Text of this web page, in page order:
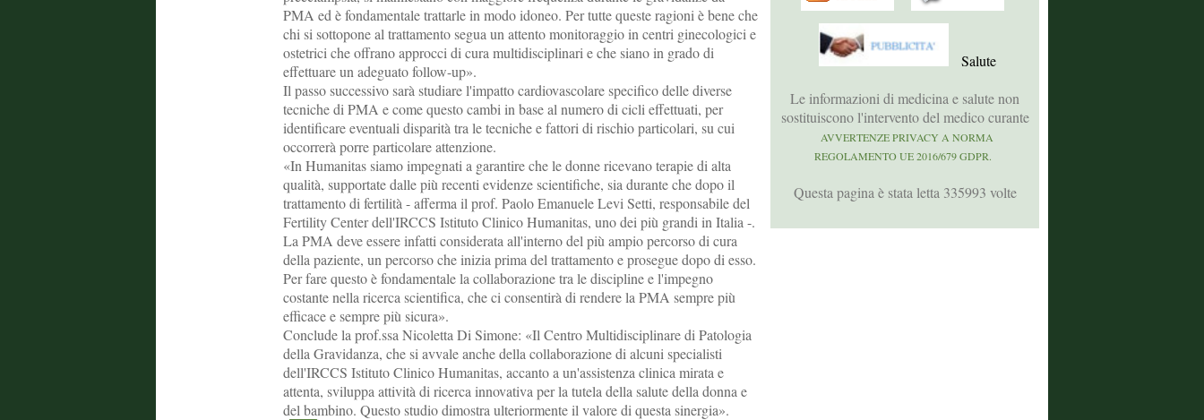
PMA ed è fondamentale trattarle in modo idoneo. Per tutte queste ragioni è bene che
chi si sottopone al trattamento segua un attento monitoraggio in centri ginecologici e
ostetrici che offrano approcci di cura multidisciplinari e che siano in grado di
effettuare un adeguato follow-up».
Il passo successivo sarà studiare l'impatto cardiovascolare specifico delle diverse
tecniche di PMA e come questo cambi in base al numero di cicli effettuati, per
identificare eventuali disparità tra le tecniche e fattori di rischio particolari, su cui
occorrerà porre particolare attenzione.
«In Humanitas siamo impegnati a garantire che le donne ricevano terapie di alta
qualità, supportate dalle più recenti evidenze scientifiche, sia durante che dopo il
trattamento di fertilità - afferma il prof. Paolo Emanuele Levi Setti, responsabile del
Fertility Center dell'IRCCS Istituto Clinico Humanitas, uno dei più grandi in Italia -.
La PMA deve essere infatti considerata all'interno del più ampio percorso di cura
della paziente, un percorso che inizia prima del trattamento e prosegue dopo di esso.
Per fare questo è fondamentale la collaborazione tra le discipline e l'impegno
costante nella ricerca scientifica, che ci consentirà di rendere la PMA sempre più
efficace e sempre più sicura».
Conclude la prof.ssa Nicoletta Di Simone: «Il Centro Multidisciplinare di Patologia
della Gravidanza, che si avvale anche della collaborazione di alcuni specialisti
dell'IRCCS Istituto Clinico Humanitas, accanto a un'assistenza clinica mirata e
attenta, sviluppa attività di ricerca innovativa per la tutela della salute della donna e
del bambino. Questo studio dimostra ulteriormente il valore di questa sinergia».
Salute
Le informazioni di medicina e salute non
sostituiscono l'intervento del medico curante
AVVERTENZE PRIVACY A NORMA
REGOLAMENTO UE 2016/679 GDPR.
Questa pagina è stata letta 335993 volte